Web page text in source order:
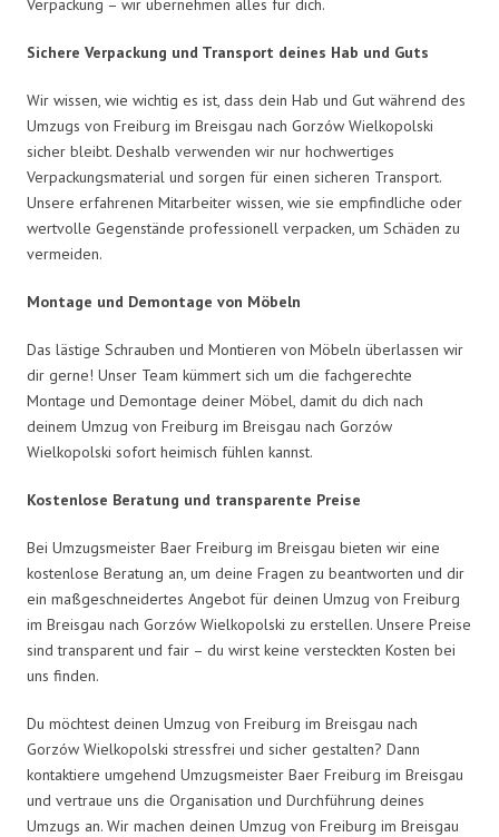
Verpackung – wir übernehmen alles für dich.
Sichere Verpackung und Transport deines Hab und Guts
Wir wissen, wie wichtig es ist, dass dein Hab und Gut während des
Umzugs von Freiburg im Breisgau nach Gorzów Wielkopolski
sicher bleibt. Deshalb verwenden wir nur hochwertiges
Verpackungsmaterial und sorgen für einen sicheren Transport.
Unsere erfahrenen Mitarbeiter wissen, wie sie empfindliche oder
wertvolle Gegenstände professionell verpacken, um Schäden zu
vermeiden.
Montage und Demontage von Möbeln
Das lästige Schrauben und Montieren von Möbeln überlassen wir
dir gerne! Unser Team kümmert sich um die fachgerechte
Montage und Demontage deiner Möbel, damit du dich nach
deinem Umzug von Freiburg im Breisgau nach Gorzów
Wielkopolski sofort heimisch fühlen kannst.
Kostenlose Beratung und transparente Preise
Bei Umzugsmeister Baer Freiburg im Breisgau bieten wir eine
kostenlose Beratung an, um deine Fragen zu beantworten und dir
ein maßgeschneidertes Angebot für deinen Umzug von Freiburg
im Breisgau nach Gorzów Wielkopolski zu erstellen. Unsere Preise
sind transparent und fair – du wirst keine versteckten Kosten bei
uns finden.
Du möchtest deinen Umzug von Freiburg im Breisgau nach
Gorzów Wielkopolski stressfrei und sicher gestalten? Dann
kontaktiere umgehend Umzugsmeister Baer Freiburg im Breisgau
und vertraue uns die Organisation und Durchführung deines
Umzugs an. Wir machen deinen Umzug von Freiburg im Breisgau